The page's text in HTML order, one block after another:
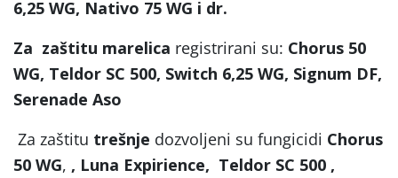
6,25 WG, Nativo 75 WG i dr.
Za zaštitu marelica registrirani su: Chorus 50
WG, Teldor SC 500, Switch 6,25 WG, Signum DF,
Serenade Aso
Za zaštitu trešnje dozvoljeni su fungicidi Chorus
50 WG, , Luna Expirience, Teldor SC 500 ,